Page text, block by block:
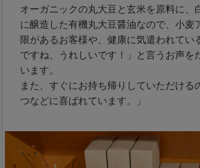
オーガニックの丸大豆と玄米を原料に、
に醸造した有機丸大豆醤油なので、小麦
限があるお客様や、健康に気遣われてい
ですね、うれしいです！」と言うお声を
います。
また、すぐにお持ち帰りしていただける
つなどに喜ばれています。」